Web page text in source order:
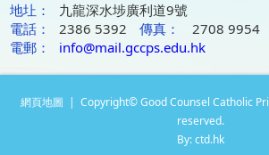
地圵：
九龍深水埗廣利道9號
電話：
2386 5392 傳真：
2708 9954
電郵：
info@mail.gccps.edu.hk
網頁地圖 | Copyright© Good Counsel Catholic
reserved.
By: ctd.hk